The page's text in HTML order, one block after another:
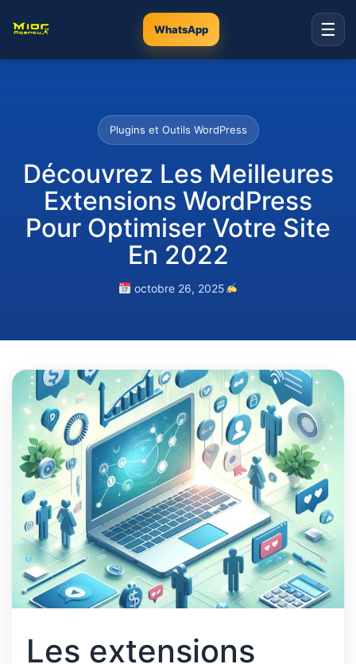
WhatsApp ☰
Plugins et Outils WordPress
Découvrez Les Meilleures
Extensions WordPress
Pour Optimiser Votre Site
En 2022
octobre 26, 2025
Les extensions